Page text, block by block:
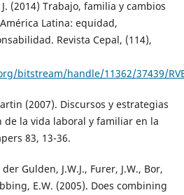
(2014) Trabajo, familia y cambios
Latina: equidad,
Revista Cepal, (114),
bitstream/handle/11362/37439/
(2007). Discursos y estrategias
de la vida laboral y familiar en la
83, 13-36.
Gulden, J.W.J., Furer, J.W., Bor,
E.W. (2005). Does combining